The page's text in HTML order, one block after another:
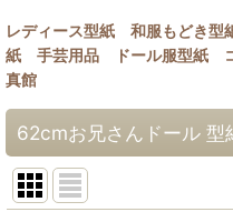
レディース型紙 和服もどき型
紙
手芸用品 ドール服型紙
真館
62cmお兄さんドール 型